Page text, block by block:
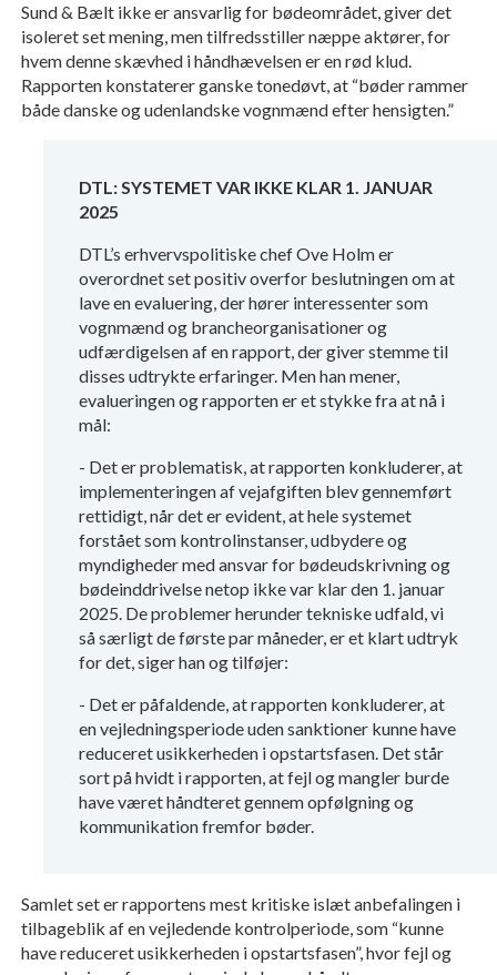
Sund & Bælt ikke er ansvarlig for bødeområdet, giver det
isoleret set mening, men tilfredsstiller næppe aktører, for
hvem denne skævhed i håndhævelsen er en rød klud.
Rapporten konstaterer ganske tonedøvt, at “bøder rammer
både danske og udenlandske vognmænd efter hensigten.”
DTL: SYSTEMET VAR IKKE KLAR 1. JANUAR
2025
DTL’s erhvervspolitiske chef Ove Holm er
overordnet set positiv overfor beslutningen om at
lave en evaluering, der hører interessenter som
vognmænd og brancheorganisationer og
udfærdigelsen af en rapport, der giver stemme til
disses udtrykte erfaringer. Men han mener,
evalueringen og rapporten er et stykke fra at nå i
mål:
- Det er problematisk, at rapporten konkluderer, at
implementeringen af vejafgiften blev gennemført
rettidigt, når det er evident, at hele systemet
forstået som kontrolinstanser, udbydere og
myndigheder med ansvar for bødeudskrivning og
bødeinddrivelse netop ikke var klar den 1. januar
2025. De problemer herunder tekniske udfald, vi
så særligt de første par måneder, er et klart udtryk
for det, siger han og tilføjer:
- Det er påfaldende, at rapporten konkluderer, at
en vejledningsperiode uden sanktioner kunne have
reduceret usikkerheden i opstartsfasen. Det står
sort på hvidt i rapporten, at fejl og mangler burde
have været håndteret gennem opfølgning og
kommunikation fremfor bøder.
Samlet set er rapportens mest kritiske islæt anbefalingen i
tilbageblik af en vejledende kontrolperiode, som “kunne
have reduceret usikkerheden i opstartsfasen”, hvor fejl og